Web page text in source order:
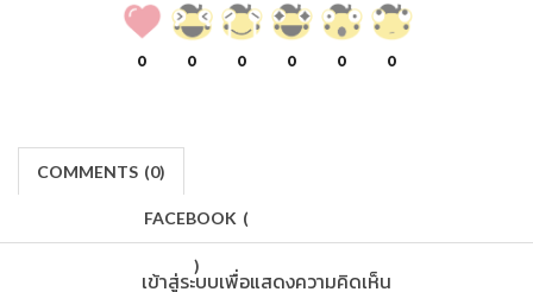
0 0 0 0 0 0
COMMENTS (0)
FACEBOOK (
)
เข้าสู่ระบบเพื่อแสดงความคิดเห็น